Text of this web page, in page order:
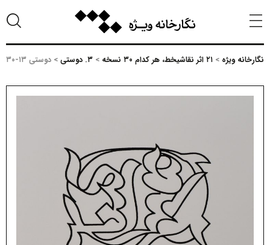
نگارخانه ویژه > ۲۱ اثر نقاشیخط، هر کدام ۳۰ نسخه > ۳. دوستی > دوستی ۱۳-۳۰